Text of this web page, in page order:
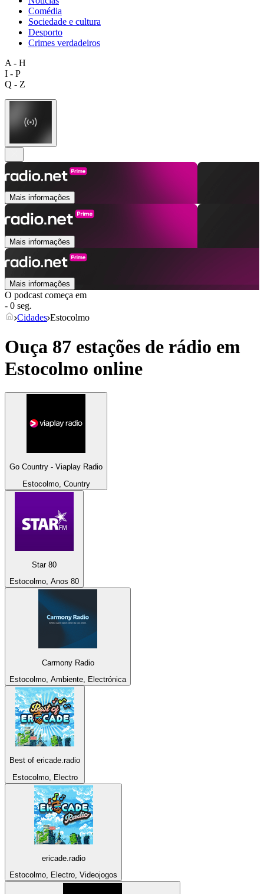
Comédia
Sociedade e cultura
Desporto
Crimes verdadeiros
A - H
I - P
Q - Z
Mais informações
Mais informações
Mais informações
O podcast começa em
- 0 seg.
Cidades Estocolmo
Ouça 87 estações de rádio em
Estocolmo online
Go Country - Viaplay Radio
Estocolmo, Country
Star 80
Estocolmo, Anos 80
Carmony Radio
Estocolmo, Ambiente, Electrónica
Best of ericade.radio
Estocolmo, Electro
ericade.radio
Estocolmo, Electro, Videojogos